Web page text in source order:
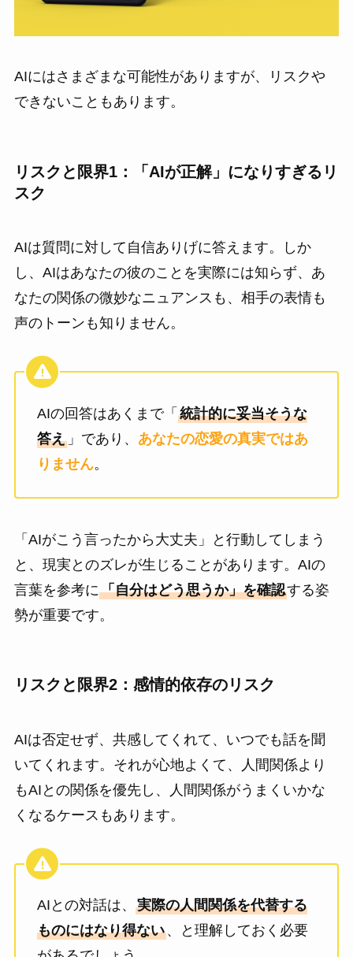
AIにはさまざまな可能性がありますが、リスクや
できないこともあります。
リスクと限界1：「AIが正解」になりすぎるリ
スク
AIは質問に対して自信ありげに答えます。しか
し、AIはあなたの彼のことを実際には知らず、あ
なたの関係の微妙なニュアンスも、相手の表情も
声のトーンも知りません。
AIの回答はあくまで「 統計的に妥当そうな
答え」であり、 あなたの恋愛の真実ではあ
りません。
「AIがこう言ったから大丈夫」と行動してしまう
と、現実とのズレが生じることがあります。AIの
言葉を参考に「自分はどう思うか」を確認する姿
勢が重要です。
リスクと限界2：感情的依存のリスク
AIは否定せず、共感してくれて、いつでも話を聞
いてくれます。それが心地よくて、人間関係より
もAIとの関係を優先し、人間関係がうまくいかな
くなるケースもあります。
AIとの対話は、 実際の人間関係を代替する
ものにはなり得ない、と理解しておく必要